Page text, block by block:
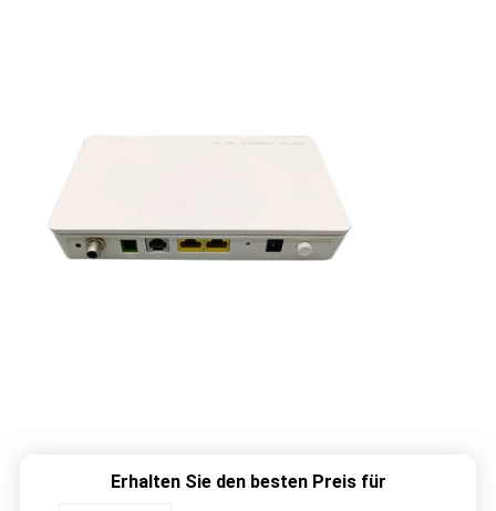
Erhalten Sie den besten Preis für